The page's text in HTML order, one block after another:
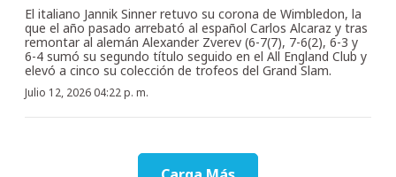
El italiano Jannik Sinner retuvo su corona de Wimbledon, la
que el año pasado arrebató al español Carlos Alcaraz y tras
remontar al alemán Alexander Zverev (6-7(7), 7-6(2), 6-3 y
6-4 sumó su segundo título seguido en el All England Club y
elevó a cinco su colección de trofeos del Grand Slam.
Julio 12, 2026 04:22 p. m.